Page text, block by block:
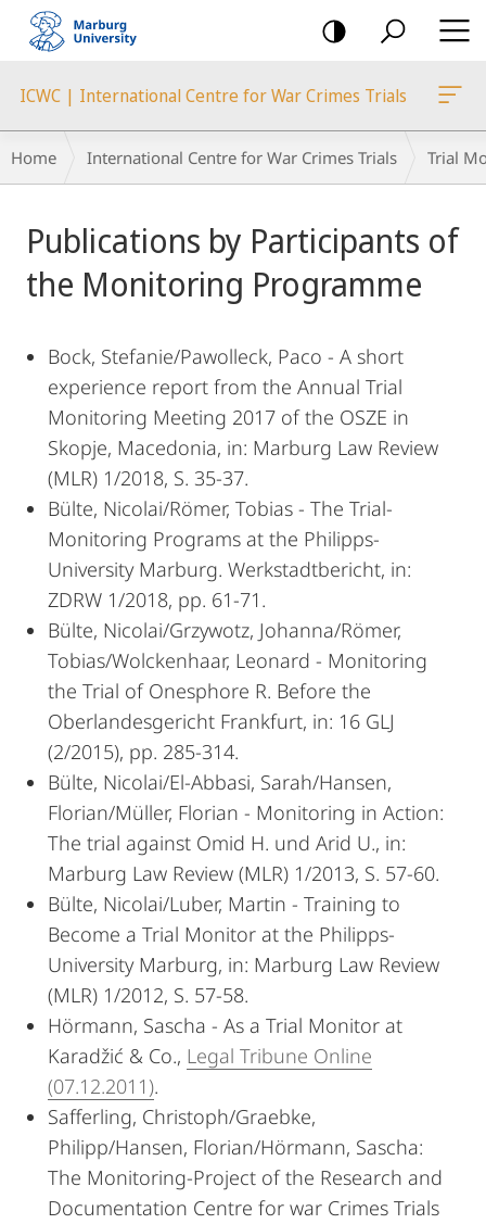
mobile
navigation
ICWC | International Centre for War Crimes Trials
Breadcrumb-
Navigation
Home International Centre for War Crimes Trials Trial
Content
Publications by Participants of
the Monitoring Programme
Bock, Stefanie/Pawolleck, Paco - A short
experience report from the Annual Trial
Monitoring Meeting 2017 of the OSZE in
Skopje, Macedonia, in: Marburg Law Review
(MLR) 1/2018, S. 35-37.
Bülte, Nicolai/Römer, Tobias - The Trial-
Monitoring Programs at the Philipps-
University Marburg. Werkstadtbericht, in:
ZDRW 1/2018, pp. 61-71.
Bülte, Nicolai/Grzywotz, Johanna/Römer,
Tobias/Wolckenhaar, Leonard - Monitoring
the Trial of Onesphore R. Before the
Oberlandesgericht Frankfurt, in: 16 GLJ
(2/2015), pp. 285-314.
Bülte, Nicolai/El-Abbasi, Sarah/Hansen,
Florian/Müller, Florian - Monitoring in Action:
The trial against Omid H. und Arid U., in:
Marburg Law Review (MLR) 1/2013, S. 57-60.
Bülte, Nicolai/Luber, Martin - Training to
Become a Trial Monitor at the Philipps-
University Marburg, in: Marburg Law Review
(MLR) 1/2012, S. 57-58.
Hörmann, Sascha - As a Trial Monitor at
Karadžić & Co., Legal Tribune Online
(07.12.2011).
Safferling, Christoph/Graebke,
Philipp/Hansen, Florian/Hörmann, Sascha:
The Monitoring-Project of the Research and
Documentation Centre for war Crimes Trials